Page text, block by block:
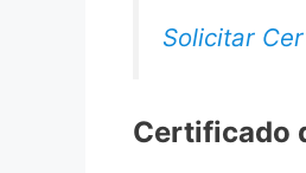
Solicitar
Certificado